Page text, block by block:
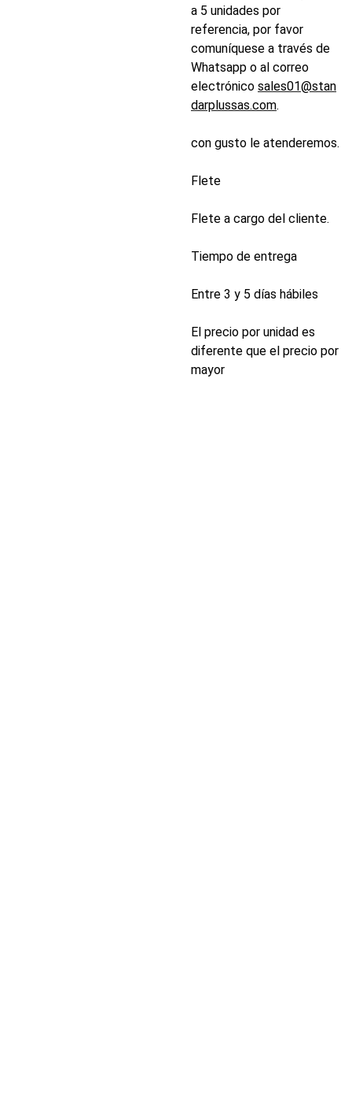
a 5 unidades por
referencia, por favor
comuníquese a través de
Whatsapp o al correo
electrónico sales01@stan
darplussas.com.
con gusto le atenderemos.
Flete
Flete a cargo del cliente.
Tiempo de entrega
Entre 3 y 5 días hábiles
El precio por unidad es
diferente que el precio por
mayor